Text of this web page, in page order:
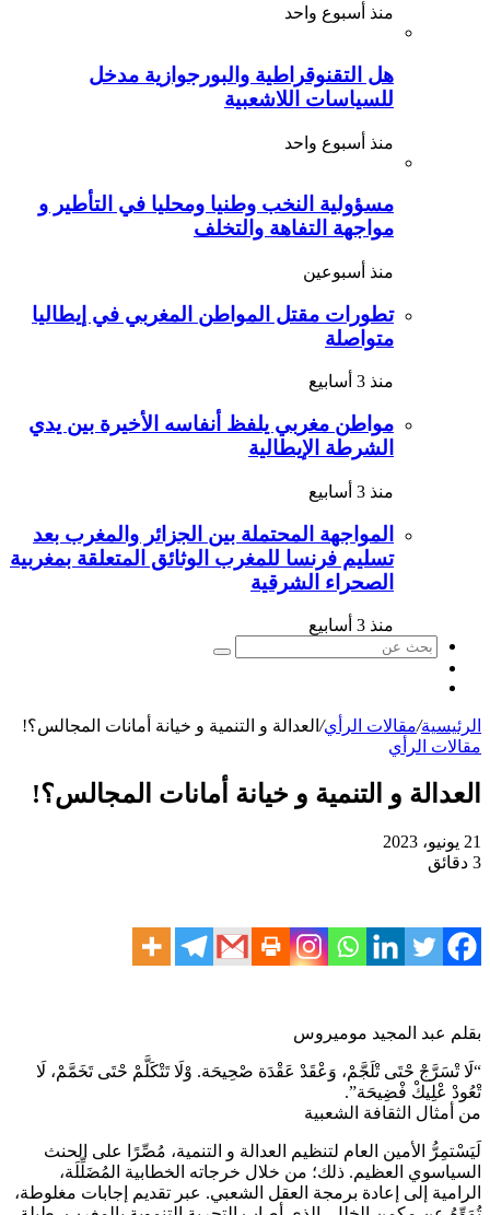
منذ أسبوع واحد
هل التقنوقراطية والبورجوازية مدخل
للسياسات اللاشعبية
منذ أسبوع واحد
مسؤولية النخب وطنيا ومحليا في التأطير و
مواجهة التفاهة والتخلف
منذ أسبوعين
تطورات مقتل المواطن المغربي في إيطاليا
متواصلة
منذ 3 أسابيع
مواطن مغربي يلفظ أنفاسه الأخيرة بين يدي
الشرطة الإيطالية
منذ 3 أسابيع
المواجهة المحتملة بين الجزائر والمغرب بعد
تسليم فرنسا للمغرب الوثائق المتعلقة بمغربية
الصحراء الشرقية
منذ 3 أسابيع
بحث
الرئيسية/مقالات الرأي/ العدالة و التنمية و خيانة أمانات المجالس؟!
مقالات الرأي
العدالة و التنمية و خيانة أمانات المجالس؟!
21 يونيو، 2023
3 دقائق
بقلم عبد المجيد موميروس
“لَا تْسَرَّجْ حْتَى تْلَجَّمْ، وَعْقَدْ عَقْدَة صْحِيحَة. وْلَا تَتْكَلَّمْ حْتَى تَخَمَّمْ، لَا
تْعُودْ عْلِيكْ فْضِيحَة”.
من أمثال الثقافة الشعبية
لَيَسْتمِرُّ الأمين العام لتنظيم العدالة و التنمية، مُصِّرًا على الحنث
السياسوي العظيم. ذلك؛ من خلال خرجاته الخطابية المُضَلِّلَة،
الرامية إلى إعادة برمجة العقل الشعبي. عبر تقديم إجابات مغلوطة،